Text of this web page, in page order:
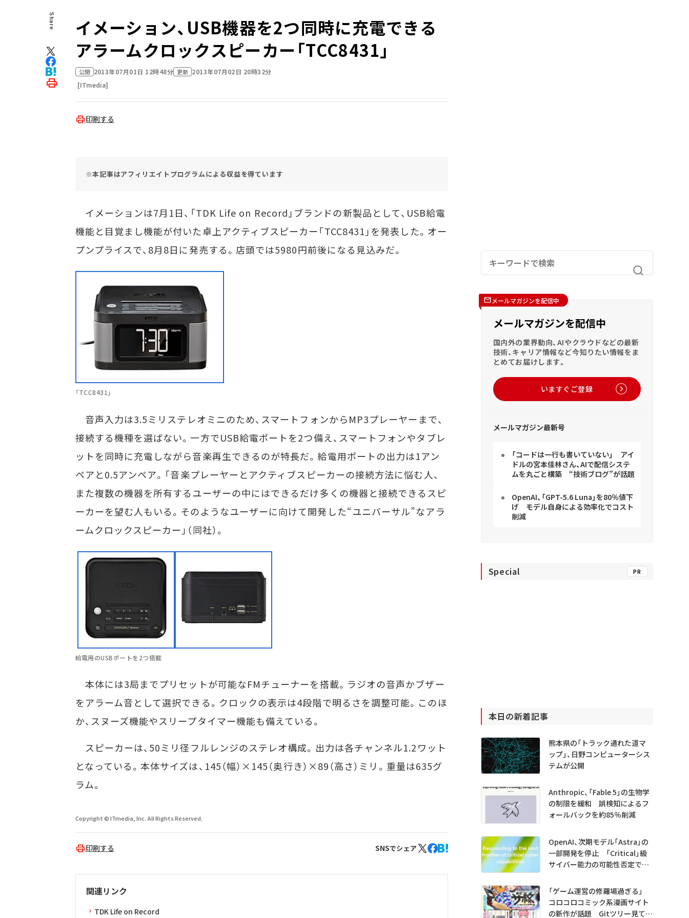
Share
イメーション、USB機器を2つ同時に充電できる
アラームクロックスピーカー「TCC8431」
公開 2013年07月01日 12時48分 更新 2013年07月02日 20時32分
[ITmedia]
印刷する
※本記事はアフィリエイトプログラムによる収益を得ています
イメーションは7月1日、「TDK Life on Record」ブランドの新製品として、USB給電
機能と目覚まし機能が付いた卓上アクティブスピーカー「TCC8431」を発表した。オー
プンプライスで、8月8日に発売する。店頭では5980円前後になる見込みだ。
「TCC8431」
音声入力は3.5ミリステレオミニのため、スマートフォンからMP3プレーヤーまで、
接続する機種を選ばない。一方でUSB給電ポートを2つ備え、スマートフォンやタブレ
ットを同時に充電しながら音楽再生できるのが特長だ。給電用ポートの出力は1アン
ペアと0.5アンペア。「音楽プレーヤーとアクティブスピーカーの接続方法に悩む人、
また複数の機器を所有するユーザーの中にはできるだけ多くの機器と接続できるスピ
ーカーを望む人もいる。そのようなユーザーに向けて開発した“ユニバーサル”なアラ
ームクロックスピーカー」（同社）。
給電用のUSBポートを2つ搭載
本体には3局までプリセットが可能なFMチューナーを搭載。ラジオの音声かブザー
をアラーム音として選択できる。クロックの表示は4段階で明るさを調整可能。このほ
か、スヌーズ機能やスリープタイマー機能も備えている。
スピーカーは、50ミリ径フルレンジのステレオ構成。出力は各チャンネル1.2ワット
となっている。本体サイズは、145（幅）×145（奥行き）×89（高さ）ミリ。重量は635グ
ラム。
Copyright © ITmedia, Inc. All Rights Reserved.
印刷する SNSでシェア
関連リンク
TDK Life on Record
メールマガジンを配信中
メールマガジンを配信中
国内外の業界動向、AIやクラウドなどの最新
技術、キャリア情報など今知りたい情報をま
とめてお届けします。
いますぐご登録
メールマガジン最新号
「コードは一行も書いていない」 アイ
ドルの宮本佳林さん、AIで配信システ
ムを丸ごと構築 “技術ブログ”が話題
OpenAI、「GPT-5.6 Luna」を80％値下
げ モデル自身による効率化でコスト
削減
Special PR
本日の新着記事
熊本県の「トラック通れた道マ
ップ」、日野コンピューターシス
テムが公開
Anthropic、「Fable 5」の生物学
の制限を緩和 誤検知によるフ
ォールバックを約85％削減
OpenAI、次期モデル「Astra」の
一部開発を停止 「Critical」級
サイバー能力の可能性否定でき
「ゲーム運営の修羅場過ぎる」
コロコロコミック系漫画サイト
の新作が話題 Gitツリー見てガ